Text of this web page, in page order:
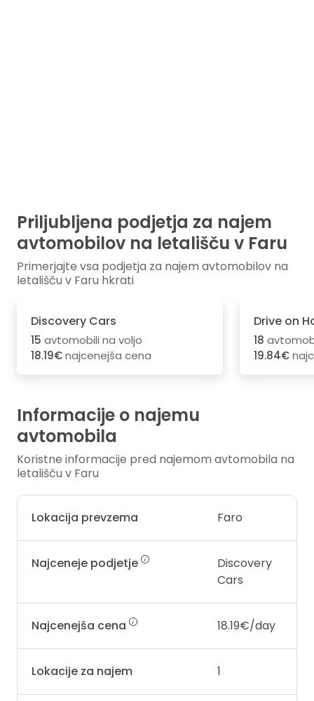
Priljubljena podjetja za najem
avtomobilov na letališču v Faru
Primerjajte vsa podjetja za najem avtomobilov na
letališču v Faru hkrati
Discovery Cars
15 avtomobili na voljo
18.19€najcenejša cena
Drive on
18
19.84€
Informacije o najemu
avtomobila
Koristne informacije pred najemom avtomobila na
letališču v Faru
Lokacija prevzema Faro
Najceneje podjetje
Discovery
Cars
Najcenejša cena 18.19€/day
Lokacije za najem 1